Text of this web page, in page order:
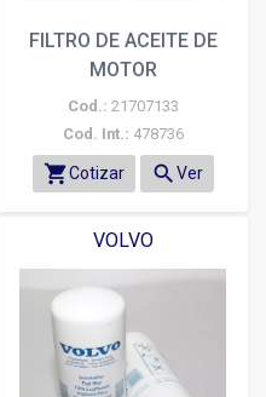
FILTRO DE ACEITE DE
MOTOR
Cod.: 21707133
Cod. Int.: 478736
shopping_cartCotizar search Ver
VOLVO